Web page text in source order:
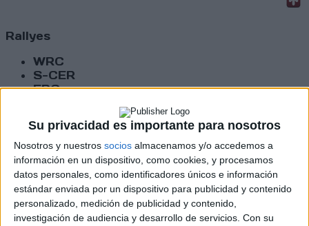
Su privacidad es importante para nosotros
Nosotros y nuestros socios almacenamos y/o accedemos a
información en un dispositivo, como cookies, y procesamos
datos personales, como identificadores únicos e información
estándar enviada por un dispositivo para publicidad y contenido
personalizado, medición de publicidad y contenido,
investigación de audiencia y desarrollo de servicios. Con su
Rallyes
WRC
S-CER
ERC
Internacionales
Campeonatos Autonómicos
Históricos
Dakar
RallyCross
Circuitos